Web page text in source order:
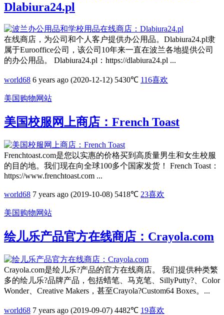
Dlabiura24.pl
在线商店，为公司和个人客户提供办公用品。Dlabiura24.pl隶
属于Eurooffice公司，该公司10年来一直在波兰各地提供公司
的办公用品。 Dlabiura24.pl：https://dlabiura24.pl ...
world68 6 years ago (2020-12-12) 5430℃ 116喜欢
美国购物网站
美国校服网上商店：French Toast
Frenchtoast.com是您以实惠的价格买到高质量男生和女生校服
的目的地。我们现在向全球100多个国家发货！ French Toast：
https://www.frenchtoast.com ...
world68 7 years ago (2019-10-08) 5418℃ 23喜欢
美国购物网站
绘儿乐产品官方在线商店：Crayola.com
Crayola.com是绘儿乐?产品的官方在线商店。 我们提供种类繁
多的绘儿乐?品牌产品，包括蜡笔、马克笔、SillyPutty?、Color
Wonder、Creative Makers，甚至Crayola?Custom64 Boxes。...
world68 7 years ago (2019-09-07) 4482℃ 19喜欢